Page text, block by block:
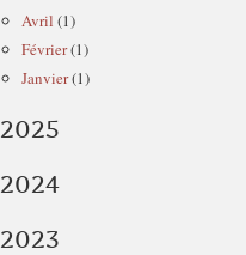
Avril (1)
Février(1)
Janvier(1)
2025
2024
2023